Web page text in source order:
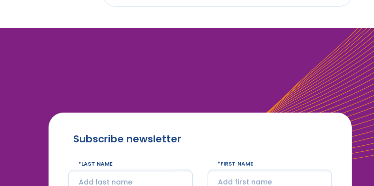
Subscribe newsletter
LAST NAME FIRST NAME